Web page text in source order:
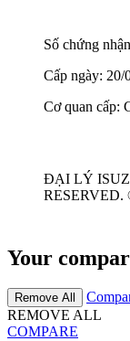
Số chứng
Cấp ngày: 20/
Cơ quan cấp:
ĐẠI LÝ
RESERVED.
Your
Remove All
REMOVE ALL
COMPARE